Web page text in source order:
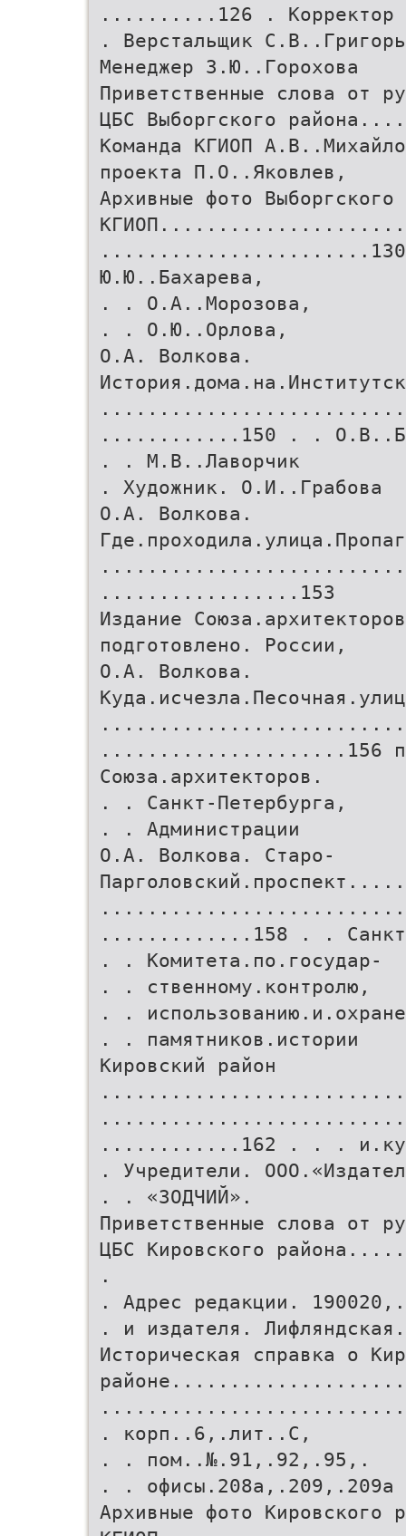
..........126 . Корректор
. Верстальщик
Менеджер З.Ю..Горохова
Приветственные слова от
ЦБС Выборгского
Команда КГИОП
проекта П.О..Яковлев,
Архивные фото
.......................130
Ю.Ю..Бахарева,
. . О.А..Морозова,
. . О.Ю..Орлова,
О.А. Волкова.
............150 . .
. . М.В..Лаворчик
. Художник. О.И..Грабова
О.А. Волкова.
.................153
Издание Союза.архитекторов
подготовлено. России,
О.А. Волкова.
.....................156 при
Союза.архитекторов.
. . Санкт-Петербурга,
. . Администрации
О.А. Волкова. Старо-
.............158 . . Санкт-
. . Комитета.по.государ-
. . ственному.контролю,
. . использованию.и.охране
. . памятников.истории
Кировский район
............162 . . .
. Учредители.
. . «ЗОДЧИЙ».
Приветственные слова от
ЦБС Кировского
.
. Адрес редакции.
. и издателя.
Историческая справка о
. корп..6,.лит..С,
. . пом..№.91,.92,.95,.
. . офисы.208а,.209,.209а
Архивные фото Кировского